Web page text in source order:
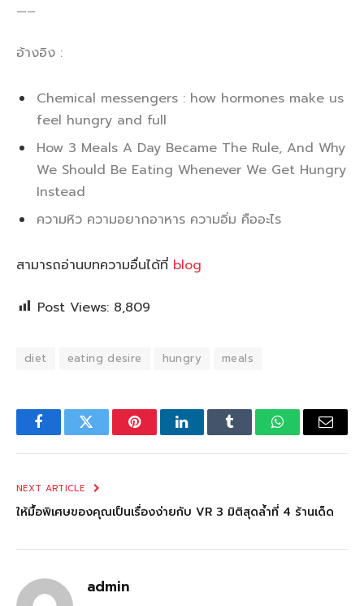
—–
อ้างอิง :
Chemical messengers : how hormones make us
feel hungry and full
How 3 Meals A Day Became The Rule, And Why
We Should Be Eating Whenever We Get Hungry
Instead
ความหิว ความอยากอาหาร ความอิ่ม คืออะไร
สามารถอ่านบทความอื่นได้ที่ blog
Post Views: 8,809
diet eating desire hungry meals
FacebookTwitter PinterestLinkedInTumblr WhatsAppEmail
NEXT ARTICLE
ให้มื้อพิเศษของคุณเป็นเรื่องง่ายกับ VR 3 มิติสุดล้ำที่ 4 ร้านเด็ด
admin